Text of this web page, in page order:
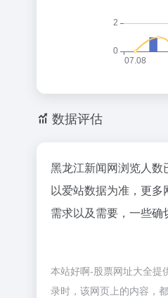
数据评估
黑龙江新闻网浏览人
以爱站数据为准，更
需求以及需要，一些确
本站好啊-股票网址大全提
录时，该网页上的内容，